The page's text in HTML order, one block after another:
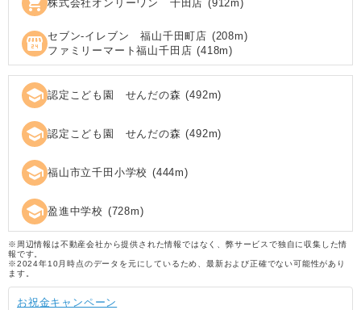
株式会社オンリーワン 千田店 (912m)
local_convenience_store セブン‐イレブン 福山千田町店 (208m)
ファミリーマート福山千田店 (418m)
school 認定こども園 せんだの森 (492m)
school 認定こども園 せんだの森 (492m)
school 福山市立千田小学校 (444m)
school 盈進中学校 (728m)
※周辺情報は不動産会社から提供された情報ではなく、弊サービスで独自に収集した情
報です。
※2024年10月時点のデータを元にしているため、最新および正確でない可能性があり
ます。
お祝金キャンペーン